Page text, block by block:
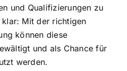
und Qualifizierungen zu
Mit der richtigen
können diese
und als Chance für
werden.